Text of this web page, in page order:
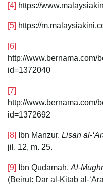
[4] https://
[5] https://
[6]
http://www.bernama.com/
id=1372040
[7]
http://www.bernama.com/
id=1372692
[8] Ibn Manzur. Lisan al-
jil. 12, m. 25.
[9] Ibn Qudamah. Al-
(Beirut: Dar al-Kitab al-